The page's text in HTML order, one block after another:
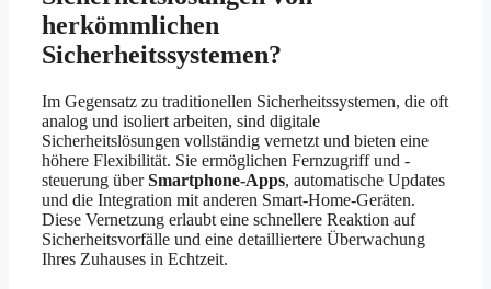
herkömmlichen
Sicherheitssystemen?
Im Gegensatz zu traditionellen Sicherheitssystemen, die oft
analog und isoliert arbeiten, sind digitale
Sicherheitslösungen vollständig vernetzt und bieten eine
höhere Flexibilität. Sie ermöglichen Fernzugriff und -
steuerung überSmartphone-Apps, automatische Updates
und die Integration mit anderen Smart-Home-Geräten.
Diese Vernetzung erlaubt eine schnellere Reaktion auf
Sicherheitsvorfälle und eine detailliertere Überwachung
Ihres Zuhauses in Echtzeit.